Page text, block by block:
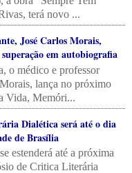
terá novo ...
José Carlos Morais,
em autobiografia
o médico e professor
lança no próximo
Vida, Memóri...
Dialética será até o dia
de Brasília
estenderá até a próxima
de Critica Literária